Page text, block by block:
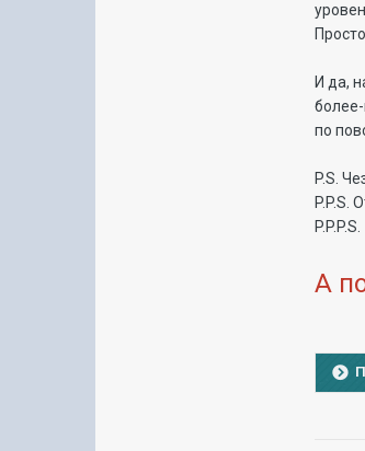
И да,
по
P.S.
P.P.S.
P.P.P.S.
А